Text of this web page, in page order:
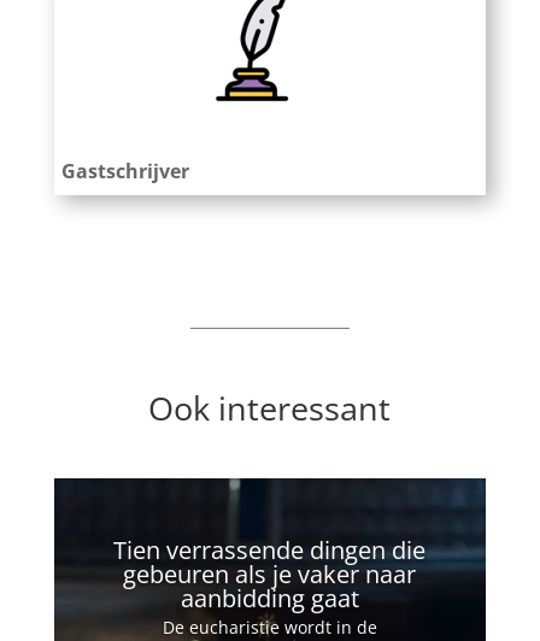
Gastschrijver
Ook interessant
Tien verrassende dingen die
gebeuren als je vaker naar
aanbidding gaat
De eucharistie wordt in de